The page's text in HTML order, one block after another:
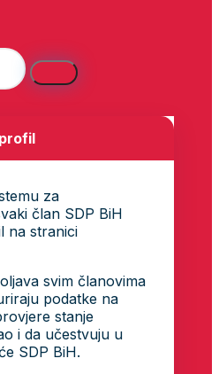
za
član SDP BiH
na stranici
svim članovima
podatke na
stanje
i da učestvuju u
SDP BiH.